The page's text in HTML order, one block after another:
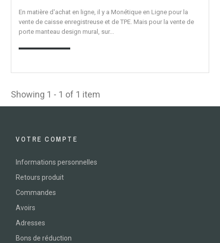
En matière d'achat en ligne, il y a Monétique en Ligne pour la
vente de caisse enregistreuse et de TPE. Mais pour la vente de
porte manteau design mural, sur...
EN SAVOIR PLUS
Showing 1 - 1 of 1 item
VOTRE COMPTE
Informations personnelles
Retours produit
Commandes
Avoirs
Adresses
Bons de réduction